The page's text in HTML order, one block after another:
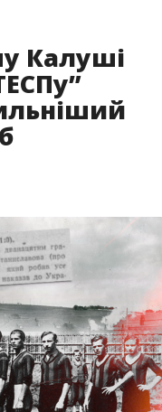
Калуші